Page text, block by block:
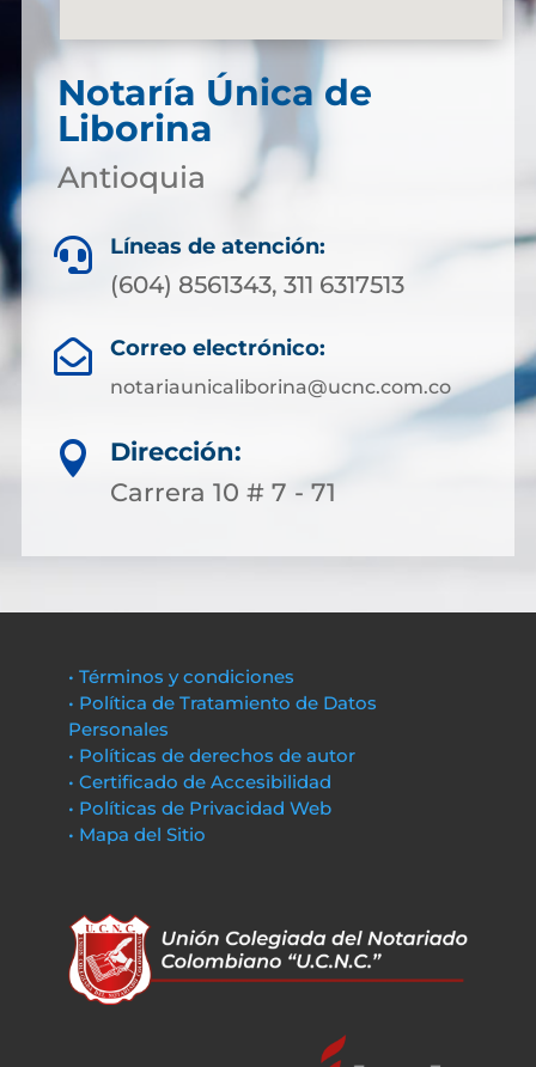
Notaría Única de
Liborina
Antioquia
 Líneas de atención:
(604) 8561343, 311 6317513
 Correo electrónico:
notariaunicaliborina@ucnc.com.co

Dirección:
Carrera 10 # 7 - 71
• Términos y condiciones
• Política de Tratamiento de Datos
Personales
• Políticas de derechos de autor
• Certificado de Accesibilidad
• Políticas de Privacidad Web
• Mapa del Sitio